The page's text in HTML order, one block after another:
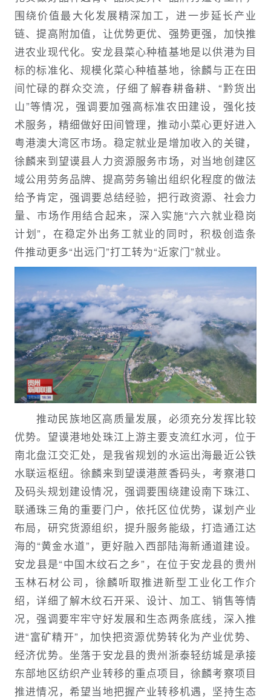
围绕价值最大化发展精深加工，进一步延长产业
链、提高附加值，让优势更优、强势更强，加快推
进农业现代化。安龙县菜心种植基地是以供港为目
标的标准化、规模化菜心种植基地，徐麟与正在田
间忙碌的群众交流，仔细了解春耕备耕、“黔货出
山”等情况，强调要加强高标准农田建设，强化技
术服务，精细做好田间管理，推动小菜心更好进入
粤港澳大湾区市场。稳定就业是增加收入的关键，
徐麟来到望谟县人力资源服务市场，对当地创建区
域公用劳务品牌、提高劳务输出组织化程度的做法
给予肯定，强调要总结经验，把行政资源、社会力
量、市场作用结合起来，深入实施“六六就业稳岗
计划”，在稳定外出务工就业的同时，积极创造条
件推动更多“出远门”打工转为“近家门”就业。
推动民族地区高质量发展，必须充分发挥比较
优势。望谟港地处珠江上游主要支流红水河，位于
南北盘江交汇处，是我省规划的水运出海最近公铁
水联运枢纽。徐麟来到望谟港蔗香码头，考察港口
及码头规划建设情况，强调要围绕建设南下珠江、
联通珠三角的重要门户，依托区位优势，谋划产业
布局，研究货源组织，提升服务能级，打造通江达
海的“黄金水道”，更好融入西部陆海新通道建设。
安龙县是“中国木纹石之乡”，在位于安龙县的贵州
玉林石材公司，徐麟听取推进新型工业化工作介
绍，详细了解木纹石开采、设计、加工、销售等情
况，强调要牢牢守好发展和生态两条底线，深入推
进“富矿精开”，加快把资源优势转化为产业优势、
经济优势。坐落于安龙县的贵州浙泰轻纺城是承接
东部地区纺织产业转移的重点项目，徐麟考察项目
推进情况，希望当地把握产业转移机遇，坚持生态